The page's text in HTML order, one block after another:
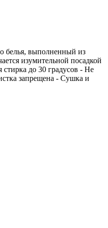
белья, выполненный из
изумительной посадкой
до 30 градусов - Не
запрещена - Сушка и